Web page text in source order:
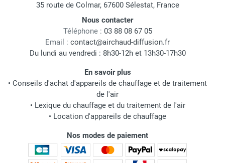
35 route de Colmar, 67600 Sélestat, France
Nous contacter
Téléphone : 03 88 08 67 05
Email : contact@airchaud-diffusion.fr
Du lundi au vendredi : 8h30-12h et 13h30-17h30
En savoir plus
• Conseils d'achat d'appareils de chauffage et de traitement
de l'air
• Lexique du chauffage et du traitement de l'air
• Location d'appareils de chauffage
Nos modes de paiement